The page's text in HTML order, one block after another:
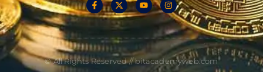
© All Rights Reserved // bitacademyweb.com